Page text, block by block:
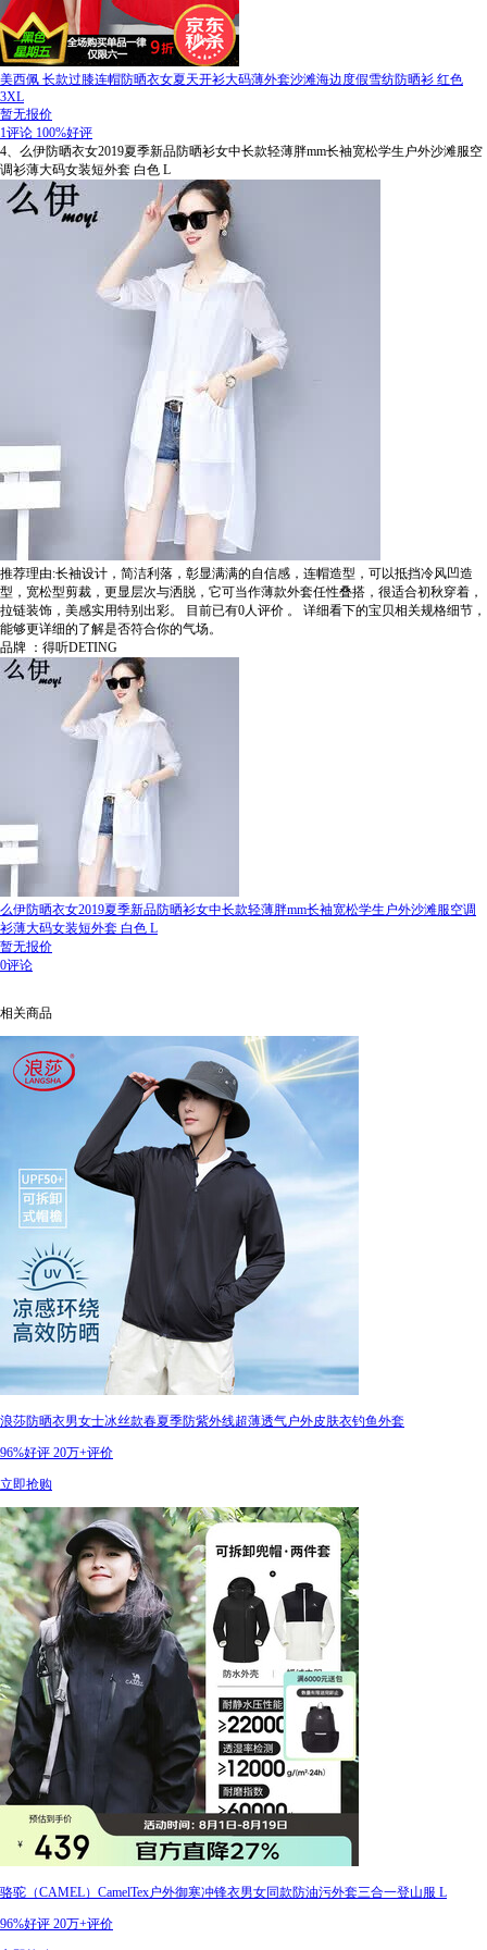
美西佩 长款过膝连帽防晒衣女夏天开衫大码薄外套沙滩海边度假雪纺防晒衫 红色
3XL
暂无报价
1评论 100%好评
4、么伊防晒衣女2019夏季新品防晒衫女中长款轻薄胖mm长袖宽松学生户外沙滩服空
调衫薄大码女装短外套 白色 L
推荐理由:长袖设计，简洁利落，彰显满满的自信感，连帽造型，可以抵挡冷风凹造
型，宽松型剪裁，更显层次与洒脱，它可当作薄款外套任性叠搭，很适合初秋穿着，
拉链装饰，美感实用特别出彩。
目前已有0人评价 。
详细看下的宝贝相关规格细节，
能够更详细的了解是否符合你的气场。
品牌 ：得听DETING
么伊防晒衣女2019夏季新品防晒衫女中长款轻薄胖mm长袖宽松学生户外沙滩服空调
衫薄大码女装短外套 白色 L
暂无报价
0评论
相关商品
浪莎防晒衣男女士冰丝款春夏季防紫外线超薄透气户外皮肤衣钓鱼外套
96%好评 20万+评价
立即抢购
骆驼（CAMEL）CamelTex户外御寒冲锋衣男女同款防油污外套三合一登山服 L
96%好评 20万+评价